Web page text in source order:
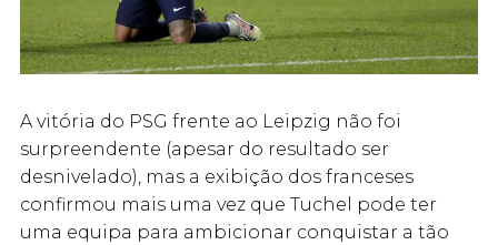
A vitória do PSG frente ao Leipzig não foi
surpreendente (apesar do resultado ser
desnivelado), mas a exibição dos franceses
confirmou mais uma vez que Tuchel pode ter
uma equipa para ambicionar conquistar a tão